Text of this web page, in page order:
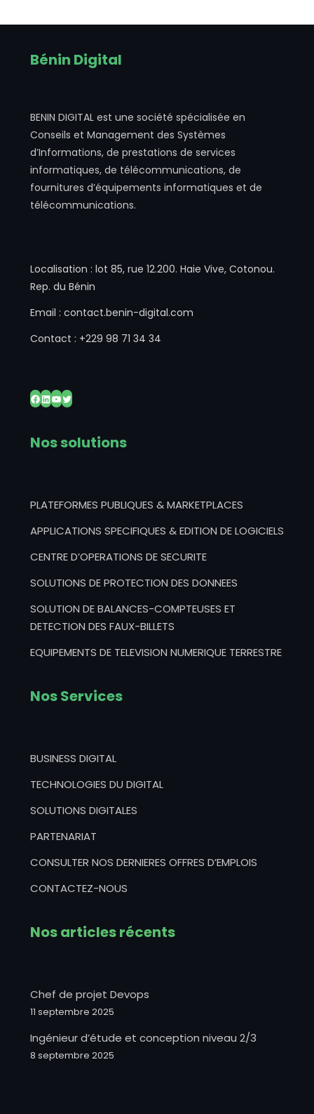
Bénin Digital
BENIN DIGITAL est une société spécialisée en
Conseils et Management des Systèmes
d’Informations, de prestations de services
informatiques, de télécommunications, de
fournitures d’équipements informatiques et de
télécommunications.
Localisation : lot 85, rue 12.200. Haie Vive, Cotonou.
Rep. du Bénin
Email : contact.benin-digital.com
Contact : +229 98 71 34 34
Facebook
LinkedIn
YouTube
Twitter
Nos solutions
PLATEFORMES PUBLIQUES & MARKETPLACES
APPLICATIONS SPECIFIQUES & EDITION DE LOGICIELS
CENTRE D’OPERATIONS DE SECURITE
SOLUTIONS DE PROTECTION DES DONNEES
SOLUTION DE BALANCES-COMPTEUSES ET
DETECTION DES FAUX-BILLETS
EQUIPEMENTS DE TELEVISION NUMERIQUE TERRESTRE
Nos Services
BUSINESS DIGITAL
TECHNOLOGIES DU DIGITAL
SOLUTIONS DIGITALES
PARTENARIAT
CONSULTER NOS DERNIERES OFFRES D’EMPLOIS
CONTACTEZ-NOUS
Nos articles récents
Chef de projet Devops
11 septembre 2025
Ingénieur d’étude et conception niveau 2/3
8 septembre 2025